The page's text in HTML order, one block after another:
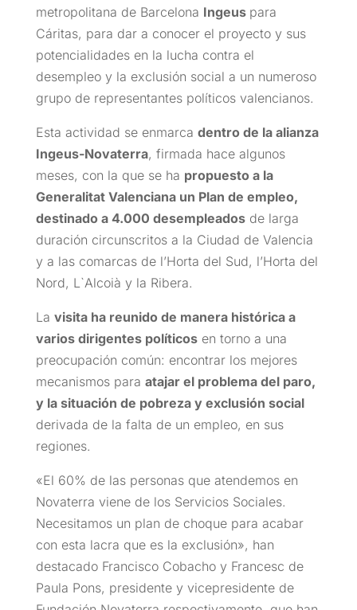
metropolitana de Barcelona Ingeus para
Cáritas, para dar a conocer el proyecto y sus
potencialidades en la lucha contra el
desempleo y la exclusión social a un numeroso
grupo de representantes políticos valencianos.
Esta actividad se enmarca dentro de la alianza
Ingeus-Novaterra, firmada hace algunos
meses, con la que se ha propuesto a la
Generalitat Valenciana un Plan de empleo,
destinado a 4.000 desempleadosde larga
duración circunscritos a la Ciudad de Valencia
y a las comarcas de l’Horta del Sud, l’Horta del
Nord, L`Alcoià y la Ribera.
La visita ha reunido de manera histórica a
varios dirigentes políticosen torno a una
preocupación común: encontrar los mejores
mecanismos para atajar el problema del paro,
y la situación de pobreza y exclusión social
derivada de la falta de un empleo, en sus
regiones.
«El 60% de las personas que atendemos en
Novaterra viene de los Servicios Sociales.
Necesitamos un plan de choque para acabar
con esta lacra que es la exclusión», han
destacado Francisco Cobacho y Francesc de
Paula Pons, presidente y vicepresidente de